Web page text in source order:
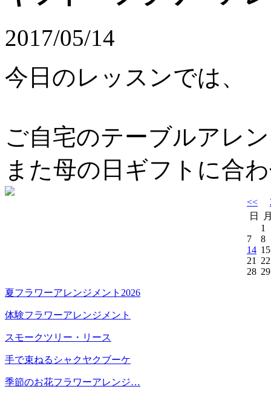
2017/05/14
今日のレッスンでは、
ご自宅のテーブルアレ
また母の日ギフトに合
<<
日
1
7
8
14 15
21
22
28 29
夏フラワーアレンジメント2026
体験フラワーアレンジメント
スモークツリー・リース
手で束ねるシャクヤクブーケ
季節のお花フラワーアレンジ…